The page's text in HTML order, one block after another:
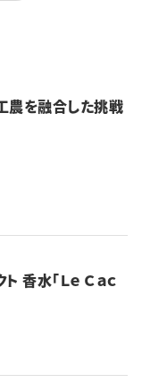
を融合した挑戦
香水「Ｌｅ Ｃａｃ